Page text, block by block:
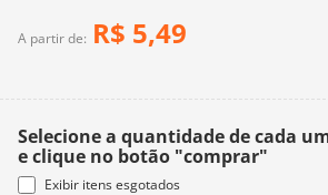
A partir de: R$ 5,49
Selecione a quantidade de cada
e clique no botão "comprar"
Exibir itens esgotados
6 º fio amigurumi
8
9º charme
dmc